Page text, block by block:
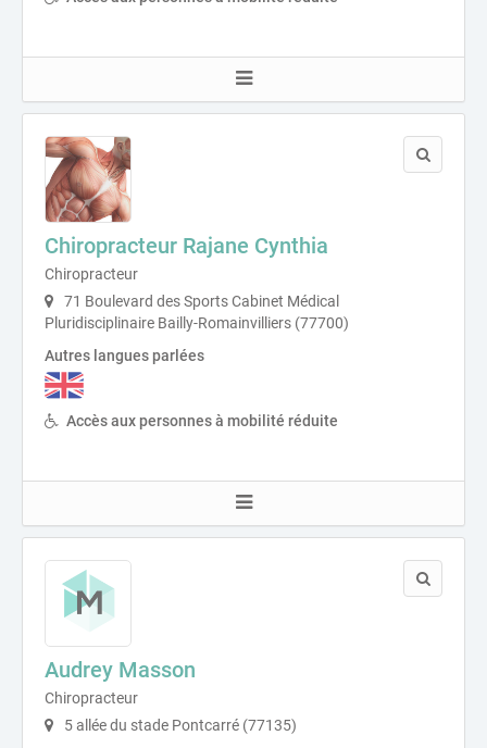
Chiropracteur Rajane Cynthia
Chiropracteur
71 Boulevard des Sports Cabinet Médical
Pluridisciplinaire Bailly-Romainvilliers (77700)
Autres langues parlées
Accès aux personnes à mobilité réduite
Audrey Masson
Chiropracteur
5 allée du stade Pontcarré (77135)